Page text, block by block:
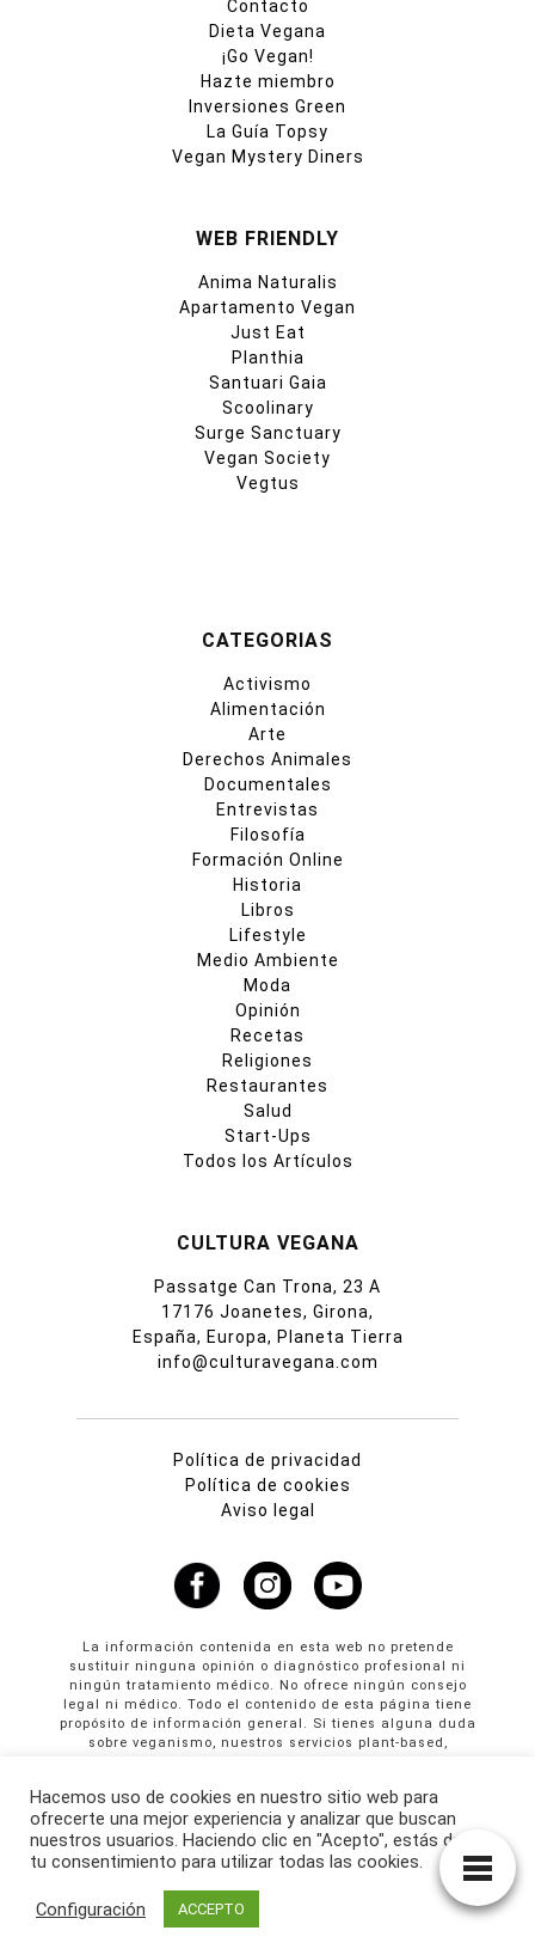
Contacto
Dieta Vegana
¡Go Vegan!
Hazte miembro
Inversiones Green
La Guía Topsy
Vegan Mystery Diners
WEB FRIENDLY
Anima Naturalis
Apartamento Vegan
Just Eat
Planthia
Santuari Gaia
Scoolinary
Surge Sanctuary
Vegan Society
Vegtus
CATEGORIAS
Activismo
Alimentación
Arte
Derechos Animales
Documentales
Entrevistas
Filosofía
Formación Online
Historia
Libros
Lifestyle
Medio Ambiente
Moda
Opinión
Recetas
Religiones
Restaurantes
Salud
Start-Ups
Todos los Artículos
CULTURA VEGANA
Passatge Can Trona, 23 A
17176 Joanetes, Girona,
España, Europa, Planeta Tierra
info@culturavegana.com
Política de privacidad
Política de cookies
Aviso legal
La información contenida en esta web no pretende
sustituir ninguna opinión o diagnóstico profesional ni
ningún tratamiento médico. No ofrece ningún consejo
legal ni médico. Todo el contenido de esta página tiene
propósito de información general. Si tienes alguna duda
sobre veganismo, nuestros servicios plant-based,
© Copyright 2026 · culturavegana.com · Online since
25/09/2014
Hacemos uso de cookies en nuestro sitio web para
ofrecerte una mejor experiencia y analizar que buscan
nuestros usuarios. Haciendo clic en "Acepto", estás dando
tu consentimiento para utilizar todas las cookies.
Configuración ACCEPTO